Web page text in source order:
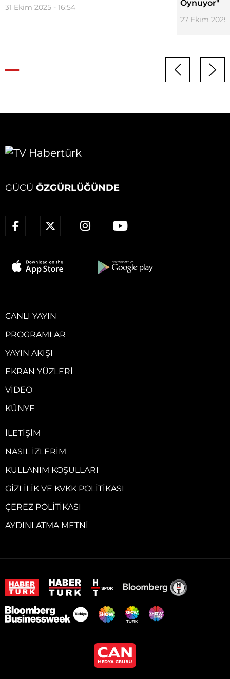
31 Ekim 2025 - 16:54
Oynuyor"
27 Ekim 2025
GÜCÜ ÖZGÜRLÜĞÜNDE
CANLI YAYIN
PROGRAMLAR
YAYIN AKIŞI
EKRAN YÜZLERI
VIDEO
KÜNYE
İLETIŞIM
NASIL İZLERIM
KULLANIM KOŞULLARI
GIZLILIK VE KVKK POLITIKASI
ÇEREZ POLITIKASI
AYDINLATMA METNI